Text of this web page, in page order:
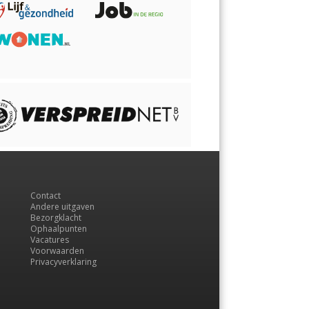
Contact
Andere uitgaven
Bezorgklacht
Ophaalpunten
Vacatures
Voorwaarden
Privacyverklaring